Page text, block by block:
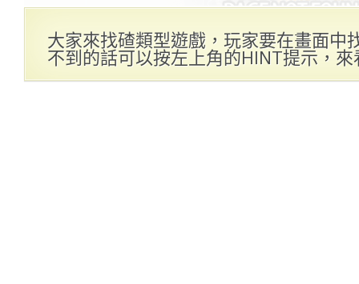
大家來找碴類型遊戲，玩家要在畫面中
不到的話可以按左上角的HINT提示，